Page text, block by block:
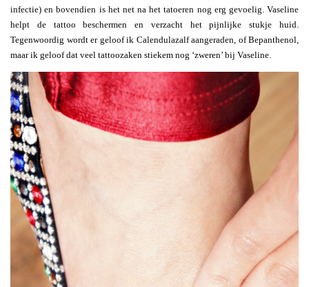
infectie) en bovendien is het net na het tatoeren nog erg gevoelig. Vaseline
helpt de tattoo beschermen en verzacht het pijnlijke stukje huid.
Tegenwoordig wordt er geloof ik Calendulazalf aangeraden, of Bepanthenol,
maar ik geloof dat veel tattoozaken stiekem nog ‘zweren’ bij Vaseline.